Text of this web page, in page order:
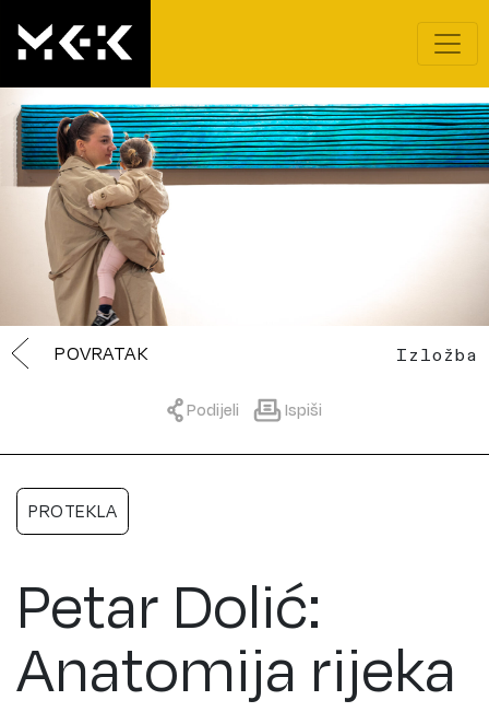
POVRATAK Izložba
Podijeli Ispiši
PROTEKLA
Petar Dolić:
Anatomija rijeka